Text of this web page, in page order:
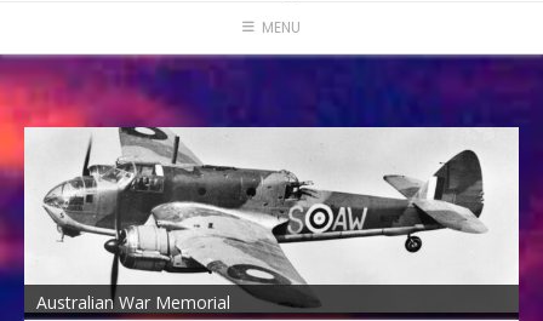
MENU
Australian War Memorial